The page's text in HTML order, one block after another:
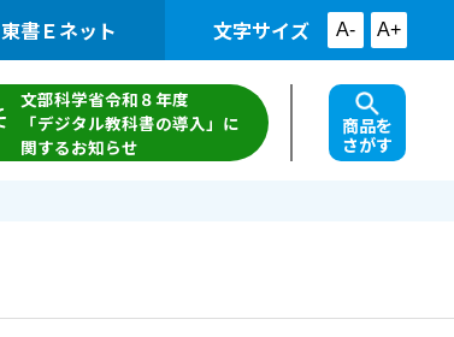
東書Ｅネット 文字サイズ A- A+
文部科学省令和８年度
「デジタル教科書の導入」に
関するお知らせ
商品を
さがす